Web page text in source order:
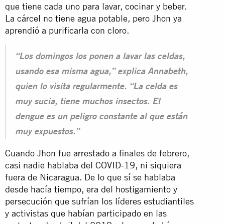
que tiene cada uno para lavar, cocinar y beber.
La cárcel no tiene agua potable, pero Jhon ya
aprendió a purificarla con cloro.
“Los domingos los ponen a lavar las celdas,
usando esa misma agua,” explica Annabeth,
quien lo visita regularmente. “La celda es
muy sucia, tiene muchos insectos. El
dengue es un peligro constante al que están
muy expuestos.”
Cuando Jhon fue arrestado a finales de febrero,
casi nadie hablaba del COVID-19, ni siquiera
fuera de Nicaragua. De lo que sí se hablaba
desde hacía tiempo, era del hostigamiento y
persecución que sufrían los líderes estudiantiles
y activistas que habían participado en las